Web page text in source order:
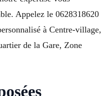
Appelez le 0628318620
à Centre-village,
de la Gare, Zone